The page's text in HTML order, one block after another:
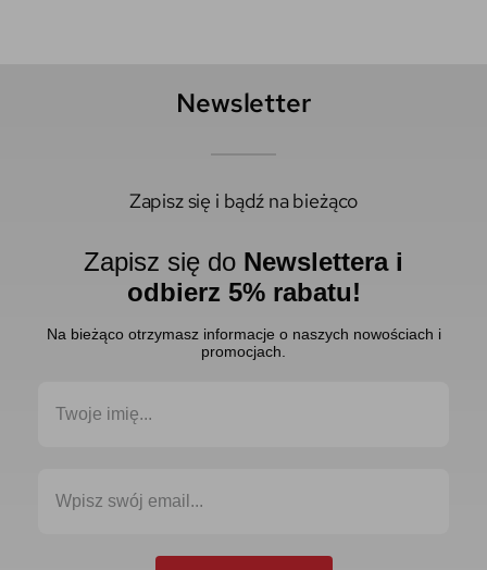
Newsletter
Zapisz się i bądź na bieżąco
Zapisz się do Newslettera i
odbierz 5% rabatu!
Na bieżąco otrzymasz informacje o naszych nowościach i
promocjach.